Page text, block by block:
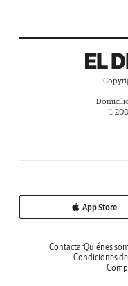
1.
App Store
ContactarQuiénes
Condiciones